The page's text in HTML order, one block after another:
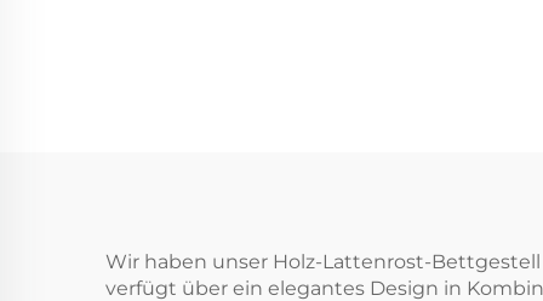
Wir haben unser Holz-Lattenrost-
verfügt über ein elegantes Design in